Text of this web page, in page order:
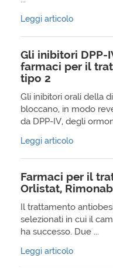
Leggi articolo
Gli inibitori DPP-
farmaci per il
tipo 2
Gli inibitori orali della
bloccano, in modo
da DPP-IV, degli
Leggi articolo
Farmaci per il
Orlistat,
Il trattamento
selezionati in cui il
ha successo. Due ...
Leggi articolo